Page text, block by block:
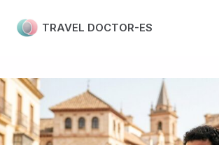
TRAVEL DOCTOR-ES